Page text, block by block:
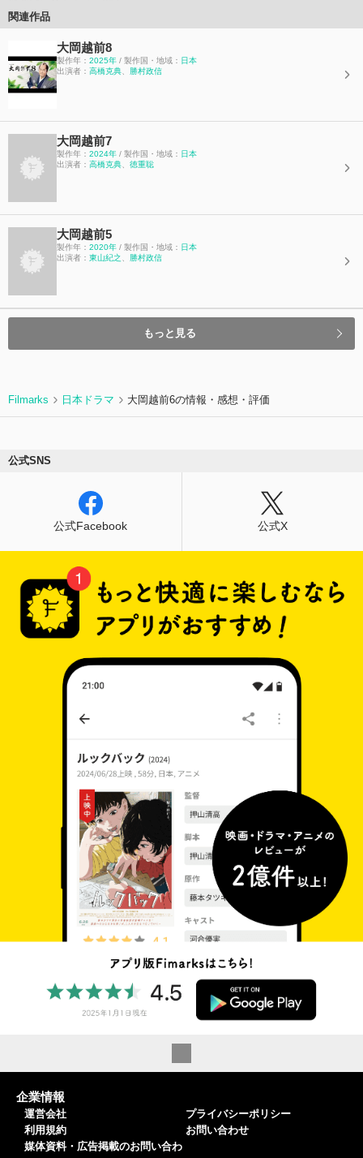
関連作品
大岡越前8
製作年： 2025年 / 製作国・地域： 日本
出演者： 高橋克典 勝村政信
大岡越前7
製作年： 2024年 / 製作国・地域： 日本
出演者： 高橋克典 徳重聡
大岡越前5
製作年： 2020年 / 製作国・地域： 日本
出演者： 東山紀之 勝村政信
もっと見る
Filmarks 日本ドラマ 大岡越前6の情報・感想・評価
公式SNS
公式Facebook 公式X
企業情報
運営会社
利用規約
媒体資料・広告掲載のお問い合わ
プライバシーポリシー
お問い合わせ